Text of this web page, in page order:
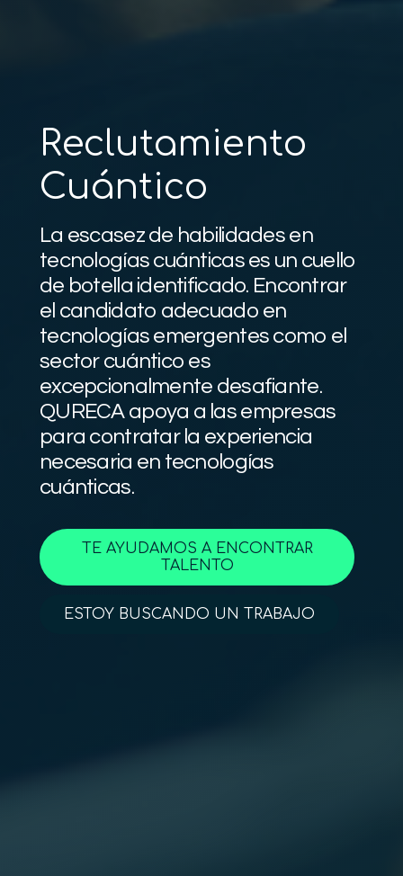
Reclutamiento
Cuántico
La escasez de habilidades en
tecnologías cuánticas es un cuello
de botella identificado. Encontrar
el candidato adecuado en
tecnologías emergentes como el
sector cuántico es
excepcionalmente desafiante.
QURECA apoya a las empresas
para contratar la experiencia
necesaria en tecnologías
cuánticas.
TE AYUDAMOS A ENCONTRAR
TALENTO
ESTOY BUSCANDO UN TRABAJO